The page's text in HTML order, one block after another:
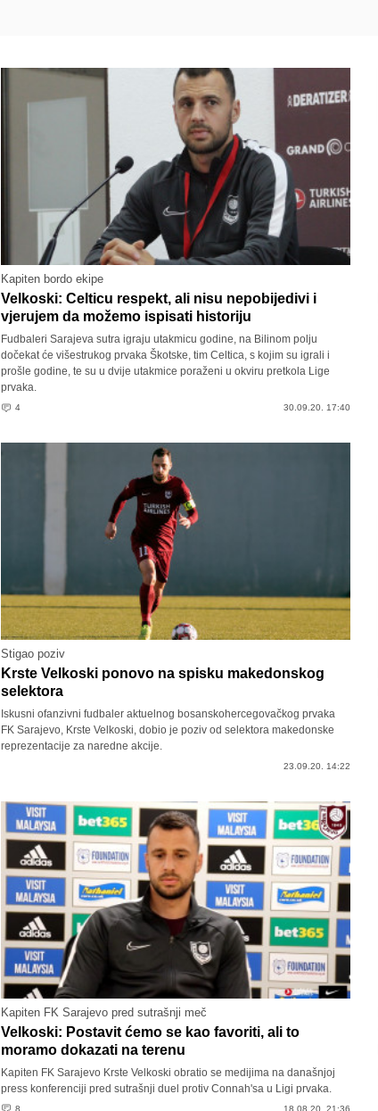
Kapiten bordo ekipe
Velkoski: Celticu respekt, ali nisu nepobijedivi i
vjerujem da možemo ispisati historiju
Fudbaleri Sarajeva sutra igraju utakmicu godine, na Bilinom polju
dočekat će višestrukog prvaka Škotske, tim Celtica, s kojim su igrali i
prošle godine, te su u dvije utakmice poraženi u okviru pretkola Lige
prvaka.
4 30.09.20. 17:40
Stigao poziv
Krste Velkoski ponovo na spisku makedonskog
selektora
Iskusni ofanzivni fudbaler aktuelnog bosanskohercegovačkog prvaka
FK Sarajevo, Krste Velkoski, dobio je poziv od selektora makedonske
reprezentacije za naredne akcije.
23.09.20. 14:22
Kapiten FK Sarajevo pred sutrašnji meč
Velkoski: Postavit ćemo se kao favoriti, ali to
moramo dokazati na terenu
Kapiten FK Sarajevo Krste Velkoski obratio se medijima na današnjoj
press konferenciji pred sutrašnji duel protiv Connah'sa u Ligi prvaka.
8 18.08.20. 21:36